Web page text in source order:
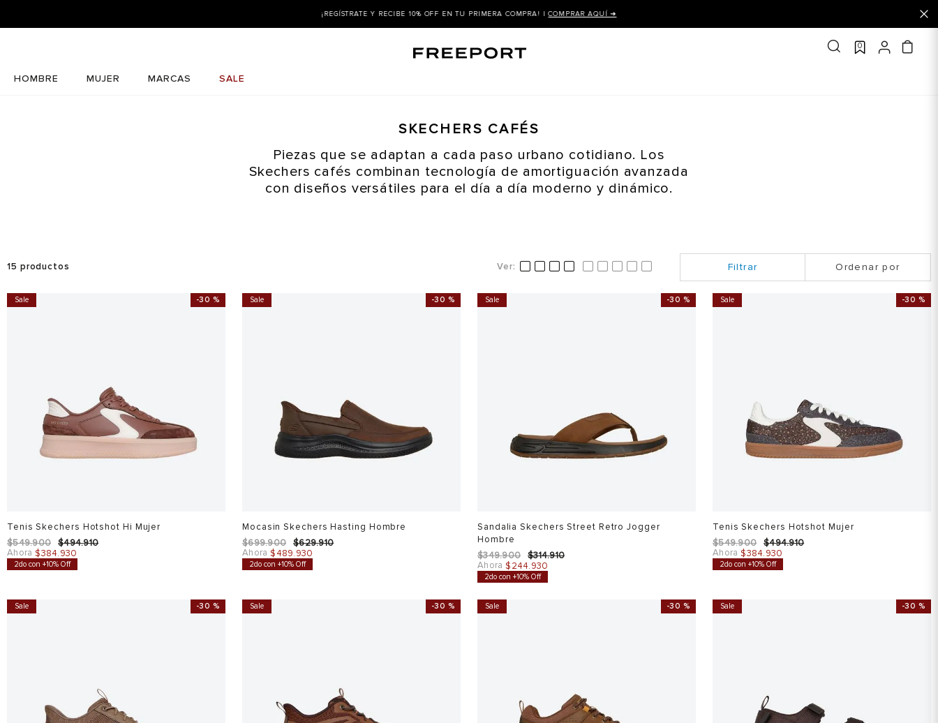
¡REGÍSTRATE Y RECIBE 10% OFF EN TU PRIMERA COMPRA! |COMPRAR AQUÍ ➜
0
HOMBRE MUJER MARCAS SALE
SKECHERS CAFÉS
Piezas que se adaptan a cada paso urbano cotidiano. Los
Skechers cafés combinan tecnología de amortiguación avanzada
con diseños versátiles para el día a día moderno y dinámico.
15 productos Ordenar por
Sale -30 %
Tenis Skechers Hotshot Hi Mujer
$549.900 $494.910
Ahora $384.930
2do con +10% Off
Sale -30 %
Mocasin Skechers Hasting Hombre
$699.900 $629.910
Ahora $489.930
2do con +10% Off
Sale -30 %
Sandalia Skechers Street Retro Jogger
Hombre
$349.900 $314.910
Ahora $244.930
2do con +10% Off
Sale -30 %
Tenis Skechers Hotshot Mujer
$549.900 $494.910
Ahora $384.930
2do con +10% Off
Sale -30 % Sale -30 % Sale -30 % Sale -30 %